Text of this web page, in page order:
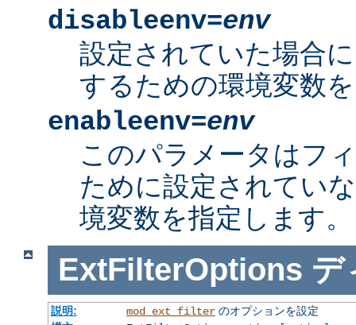
disableenv=env
設定されていた場合
するための環境変数
enableenv=env
このパラメータはフ
ために設定されてい
境変数を指定します。
ExtFilterOptions デ
説明: mod_ext_filterのオプションを設定